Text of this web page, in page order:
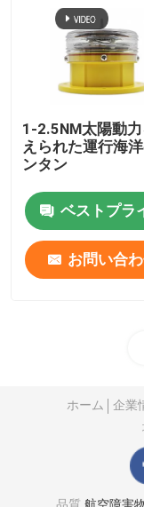
1-2.5NM太陽動
えられた運行海
ンタン
ベストプラ
お問い合
ホーム 企業